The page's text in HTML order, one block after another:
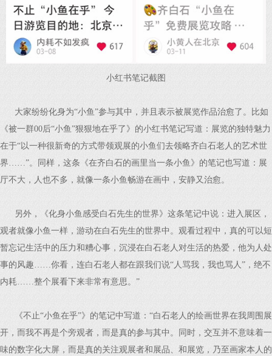
小红书笔记截图
大家纷纷化身为“小鱼”参与其中，并且表示被展览作品治愈了。比如
《被一群00后“小鱼”狠狠地在乎了》的小红书笔记写道：展览的独特魅力
在于“以一种很新奇的方式带领观展的小鱼们去领略齐白石老人的艺术世
界……”。同样，这条《在齐白石的画里当一条小鱼》的笔记也写道：展
厅不大，人也不多，就像一条小鱼畅游在画中，安静又治愈。
另外，《化身小鱼感受白石先生的世界》这条笔记中说：进入展区，
观者就像小鱼一样，游动在白石先生的世界中。观看过程中，真的可以短
暂忘记生活中的压力和糟心事，沉浸在白石老人对生活的热爱，他为人处
事的风趣……你看，连白石老人都在跟我们说“人骂我，我也骂人”，绝不
内耗……整个展看下来非常有意思。”
《不止“小鱼在乎”》的笔记中写道：“白石老人的绘画世界在我周围展
开，而我不再是个旁观者，而是真的参与其中。同时，交互并不意味着一
味的数字化大屏，而是真的关注观展者和展品、和展览，乃至画家本人的